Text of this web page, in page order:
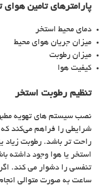
پارامترهای تامین هوای
دمای محیط استخر
میزان جریان هوای محیط
میزان رطوبت
کیفیت هوا
تنظیم رطوبت استخر
نصب سیستم های تهویه
شرایطی را فراهم می‌کند
راحت تر باشد. رطوبت زیاد
استخر یا هوا وجود داشته
تنفسی را دشوار می کند.
ساعت به صورت متوالی